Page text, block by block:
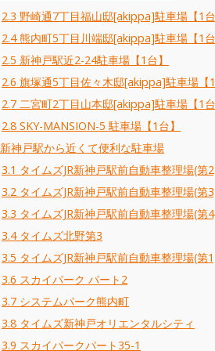
2.3 野崎通7丁目福山邸[akippa]駐車場【1台
2.4 熊内町5丁目川端邸[akippa]駐車場【1台
2.5 新神戸駅近2-24駐車場【1台】
2.6 旗塚通5丁目佐々木邸[akippa]駐車場【1
2.7 二宮町2丁目山本邸[akippa]駐車場【1台
2.8 SKY-MANSION-5 駐車場【1台】
新神戸駅から近くて便利な駐車場
3.1 タイムズJR新神戸駅前自動車整理場(第
3.2 タイムズJR新神戸駅前自動車整理場(第
3.3 タイムズJR新神戸駅前自動車整理場(第
3.4 タイムズ北野第3
3.5 タイムズJR新神戸駅前自動車整理場(第
3.6 スカイパーク パート2
3.7 システムパーク熊内町
3.8 タイムズ新神戸オリエンタルシティ
3.9 スカイパークパート35-1